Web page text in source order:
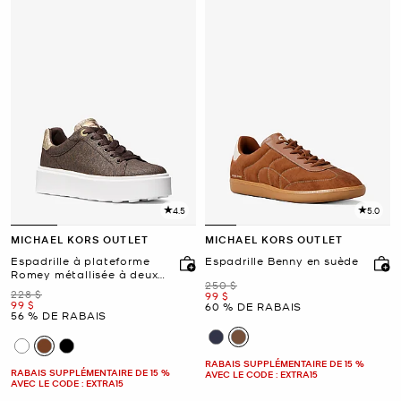
4.5
MICHAEL KORS OUTLET
Espadrille à plateforme
Romey métallisée à deux
tons et à logo Signature
était
228 $
maintenant
99 $
56 % DE RABAIS
RABAIS SUPPLÉMENTAIRE DE 15 %
AVEC LE CODE : EXTRA15
5.0
MICHAEL KORS OUTLET
Espadrille Benny en suède
était
250 $
maintenant
99 $
60 % DE RABAIS
RABAIS SUPPLÉMENTAIRE DE 15 %
AVEC LE CODE : EXTRA15